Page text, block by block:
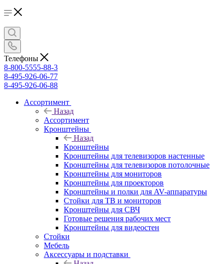
Телефоны
8-800-5555-88-3
8-495-926-06-77
8-495-926-06-88
Ассортимент
Назад
Ассортимент
Кронштейны
Назад
Кронштейны
Кронштейны для телевизоров настенные
Кронштейны для телевизоров потолочные
Кронштейны для мониторов
Кронштейны для проекторов
Кронштейны и полки для AV-аппаратуры
Стойки для ТВ и мониторов
Кронштейны для СВЧ
Готовые решения рабочих мест
Кронштейны для видеостен
Стойки
Мебель
Аксессуары и подставки